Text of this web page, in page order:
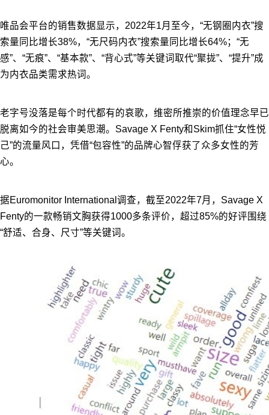
唯品会平台的销售数据显示，2022年1月至今，“无钢圈内衣”搜
索量同比增长38%，“无尺码内衣”搜索量同比增长64%；“无
感”、“无痕”、“基本款”、“背心式”等关键词取代“聚拢”、“提升”成
为内衣品类需求热词。
老字号没落是每个时代都有的哀歌，维密所推崇的价值理念早已
脱离如今的社会审美思潮。Savage X Fenty和Skim抓住“女性悦
己”的流量风口，凭借“包容性”的品牌心智俘获了众多女性的芳
心。
据Euromonitor International调查，截至2022年7月，Savage X
Fenty的一款畅销文胸获得1000多条评价，超过85%的好评围绕
“舒适、合身、尺寸”等关键词。